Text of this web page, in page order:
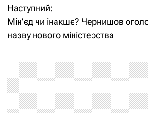
в
і
а
ц
і
Наступний:
Мін’єд чи інакше? Чернишов
назву нового міністерства